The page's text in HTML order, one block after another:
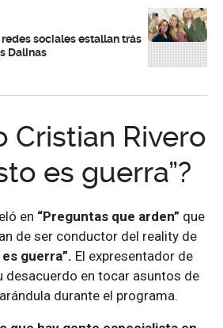
sociales estallan trás
Dalinas
Cristian Rivero
es guerra”?
en “Preguntas que arden” que
de ser conductor del reality de
es guerra”. El expresentador de
desacuerdo en tocar asuntos de
durante el programa.